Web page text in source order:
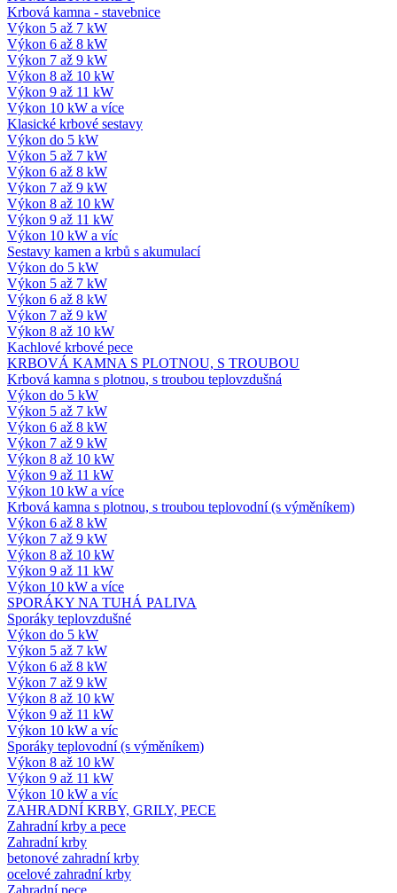
Krbová kamna - stavebnice
Výkon 5 až 7 kW
Výkon 6 až 8 kW
Výkon 7 až 9 kW
Výkon 8 až 10 kW
Výkon 9 až 11 kW
Výkon 10 kW a více
Klasické krbové sestavy
Výkon do 5 kW
Výkon 5 až 7 kW
Výkon 6 až 8 kW
Výkon 7 až 9 kW
Výkon 8 až 10 kW
Výkon 9 až 11 kW
Výkon 10 kW a víc
Sestavy kamen a krbů s akumulací
Výkon do 5 kW
Výkon 5 až 7 kW
Výkon 6 až 8 kW
Výkon 7 až 9 kW
Výkon 8 až 10 kW
Kachlové krbové pece
KRBOVÁ KAMNA S PLOTNOU, S TROUBOU
Krbová kamna s plotnou, s troubou teplovzdušná
Výkon do 5 kW
Výkon 5 až 7 kW
Výkon 6 až 8 kW
Výkon 7 až 9 kW
Výkon 8 až 10 kW
Výkon 9 až 11 kW
Výkon 10 kW a více
Krbová kamna s plotnou, s troubou teplovodní (s výměníkem)
Výkon 6 až 8 kW
Výkon 7 až 9 kW
Výkon 8 až 10 kW
Výkon 9 až 11 kW
Výkon 10 kW a více
SPORÁKY NA TUHÁ PALIVA
Sporáky teplovzdušné
Výkon do 5 kW
Výkon 5 až 7 kW
Výkon 6 až 8 kW
Výkon 7 až 9 kW
Výkon 8 až 10 kW
Výkon 9 až 11 kW
Výkon 10 kW a víc
Sporáky teplovodní (s výměníkem)
Výkon 8 až 10 kW
Výkon 9 až 11 kW
Výkon 10 kW a víc
ZAHRADNÍ KRBY, GRILY, PECE
Zahradní krby a pece
Zahradní krby
betonové zahradní krby
ocelové zahradní krby